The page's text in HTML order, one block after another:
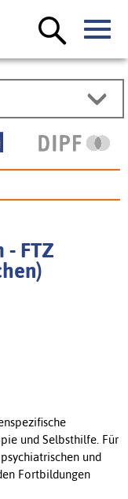
FTZ
und Selbsthilfe. Für
und
Fortbildungen